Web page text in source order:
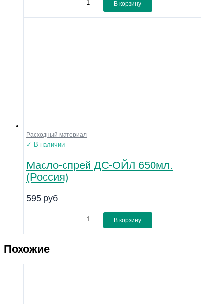
В корзину
Расходный материал
✓ В наличии
Масло-спрей ДС-ОЙЛ 650мл.
(Россия)
595 руб
В корзину
Похожие